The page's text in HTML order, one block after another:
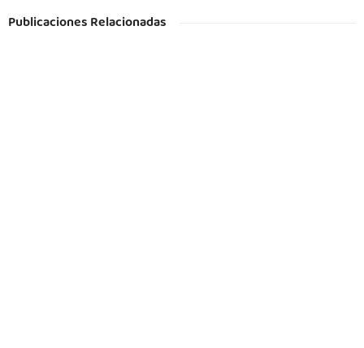
Publicaciones Relacionadas